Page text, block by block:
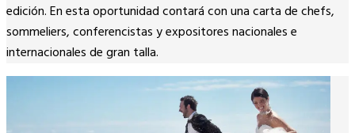
edición. En esta oportunidad contará con una carta de chefs,
sommeliers, conferencistas y expositores nacionales e
internacionales de gran talla.